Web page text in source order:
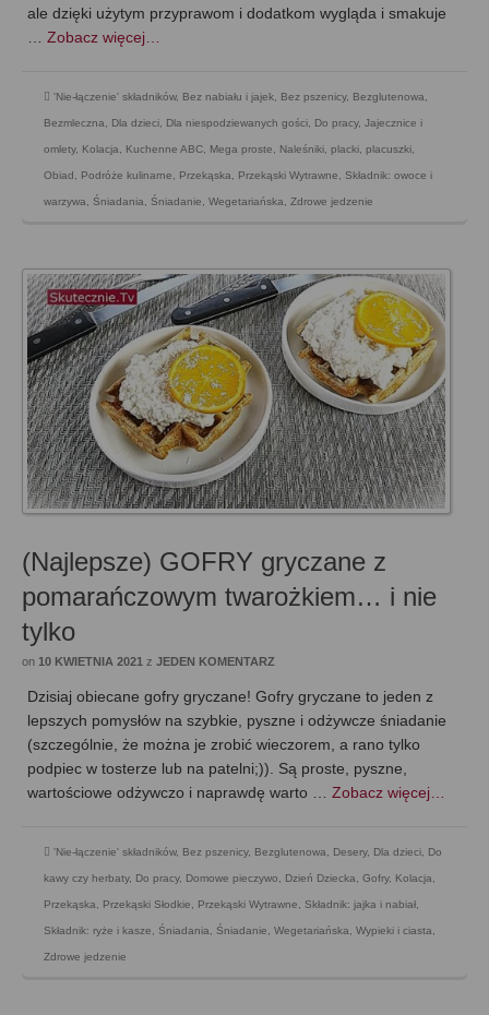
ale dzięki użytym przyprawom i dodatkom wygląda i smakuje
Zobacz więcej…
'Nie-łączenie' składników, Bez nabiału i jajek Bez pszenicy, Bezglutenowa
Bezmleczna Dla dzieci Dla niespodziewanych gości Do pracy, Jajecznice i
omlety, Kolacja Kuchenne ABC Mega proste Naleśniki, placki, placuszki
Obiad Podróże kulinarne Przekąska Przekąski Wytrawne Składnik: owoce i
warzywa Śniadania Śniadanie Wegetariańska Zdrowe jedzenie
(Najlepsze) GOFRY gryczane z
pomarańczowym twarożkiem… i nie
tylko
on 10 KWIETNIA 2021 z JEDEN KOMENTARZ
Dzisiaj obiecane gofry gryczane! Gofry gryczane to jeden z
lepszych pomysłów na szybkie, pyszne i odżywcze śniadanie
(szczególnie, że można je zrobić wieczorem, a rano tylko
podpiec w tosterze lub na patelni;)). Są proste, pyszne,
wartościowe odżywczo i naprawdę warto … Zobacz więcej…
'Nie-łączenie' składników, Bez pszenicy, Bezglutenowa Desery, Dla dzieci Do
kawy czy herbaty, Do pracy, Domowe pieczywo Dzień Dziecka Gofry, Kolacja
Przekąska Przekąski Słodkie Przekąski Wytrawne Składnik: jajka i nabiał
Składnik: ryże i kasze Śniadania Śniadanie Wegetariańska Wypieki i ciasta
Zdrowe jedzenie